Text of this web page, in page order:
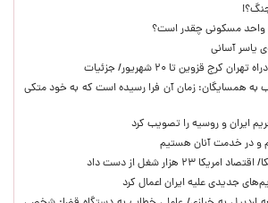
مسکونی چقدر است؟
یاسر آسانی
کرج قزوین تا ۲۰ شهریور/ جزئیات
به همسایگان: زمان آن فرا رسیده است که به خود متکی
ایران و روسیه را تصویب کرد
و در خدمت آنان هستیم
۲۳ هزار شغل از دست داد
جدیدی علیه ایران اعمال کرد